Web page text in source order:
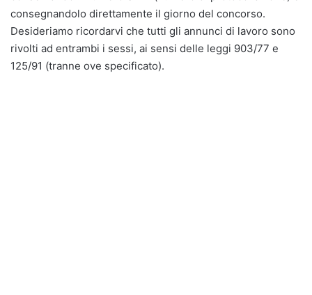
consegnandolo direttamente il giorno del concorso.
Desideriamo ricordarvi che tutti gli annunci di lavoro sono
rivolti ad entrambi i sessi, ai sensi delle leggi 903/77 e
125/91 (tranne ove specificato).